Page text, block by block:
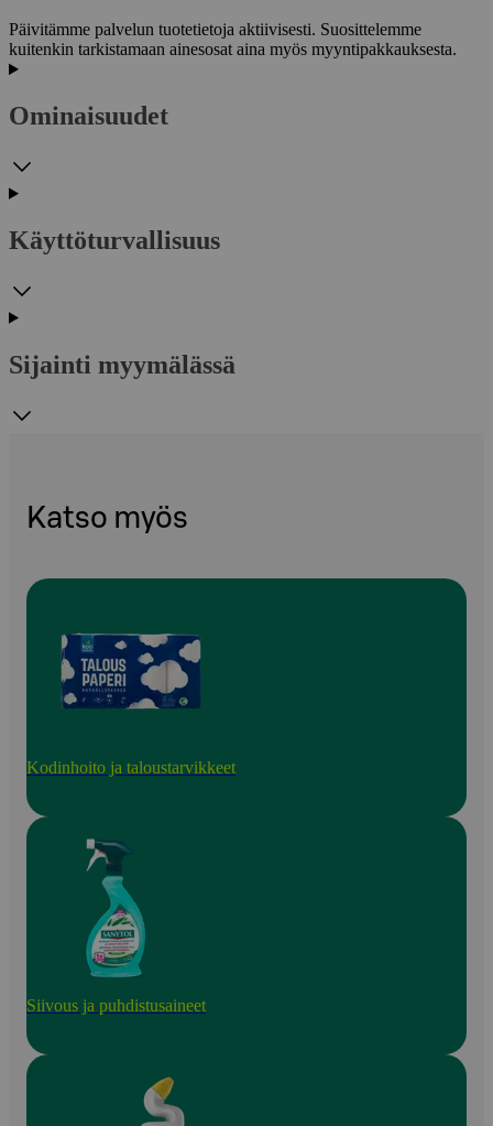
Päivitämme palvelun tuotetietoja aktiivisesti. Suosittelemme
kuitenkin tarkistamaan ainesosat aina myös myyntipakkauksesta.
Ominaisuudet
Käyttöturvallisuus
Sijainti myymälässä
Katso myös
Kodinhoito ja taloustarvikkeet
Siivous ja puhdistusaineet